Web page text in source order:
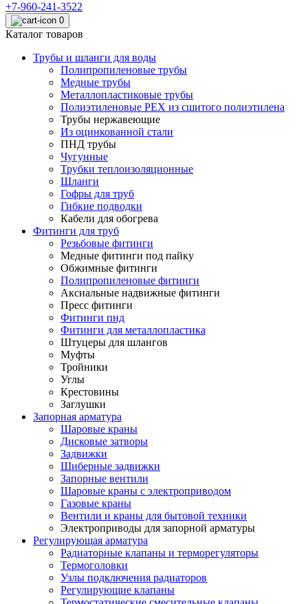
+7-960-241-3522
0
Каталог товаров
Трубы и шланги для воды
Полипропиленовые трубы
Медные трубы
Металлопластиковые трубы
Полиэтиленовые PEX из сшитого полиэтилена
Трубы нержавеющие
Из оцинкованной стали
ПНД трубы
Чугунные
Трубки теплоизоляционные
Шланги
Гофры для труб
Гибкие подводки
Кабели для обогрева
Фитинги для труб
Резьбовые фитинги
Медные фитинги под пайку
Обжимные фитинги
Полипропиленовые фитинги
Аксиальные надвижные фитинги
Пресс фитинги
Фитинги пнд
Фитинги для металлопластика
Штуцеры для шлангов
Муфты
Тройники
Углы
Крестовины
Заглушки
Запорная арматура
Шаровые краны
Дисковые затворы
Задвижки
Шиберные задвижки
Запорные вентили
Шаровые краны с электроприводом
Газовые краны
Вентили и краны для бытовой техники
Электроприводы для запорной арматуры
Регулирующая арматура
Радиаторные клапаны и терморегуляторы
Термоголовки
Узлы подключения радиаторов
Регулирующие клапаны